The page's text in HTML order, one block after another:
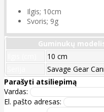
Ilgis; 10cm
Svoris; 9g
Guminukų
10 cm
Savage Gear
Parašyti atsiliepimą
Vardas:
El. pašto adresas: